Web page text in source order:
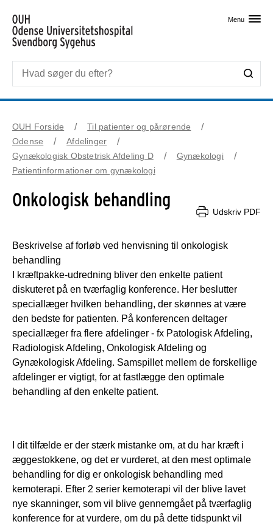
Menu
OUH Forside
Til patienter og pårørende
Odense
Afdelinger
Gynækologisk Obstetrisk Afdeling D
Gynækologi
Patientinformationer om gynækologi
Onkologisk behandling
Udskriv PDF
Beskrivelse af forløb ved henvisning til onkologisk
behandling
I kræftpakke-udredning bliver den enkelte patient
diskuteret på en tværfaglig konference. Her beslutter
speciallæger hvilken behandling, der skønnes at være
den bedste for patienten. På konferencen deltager
speciallæger fra flere afdelinger - fx Patologisk Afdeling,
Radiologisk Afdeling, Onkologisk Afdeling og
Gynækologisk Afdeling. Samspillet mellem de forskellige
afdelinger er vigtigt, for at fastlægge den optimale
behandling af den enkelte patient.
I dit tilfælde er der stærk mistanke om, at du har kræft i
æggestokkene, og det er vurderet, at den mest optimale
behandling for dig er onkologisk behandling med
kemoterapi. Efter 2 serier kemoterapi vil der blive lavet
nye skanninger, som vil blive gennemgået på tværfaglig
konference for at vurdere, om du på dette tidspunkt vil